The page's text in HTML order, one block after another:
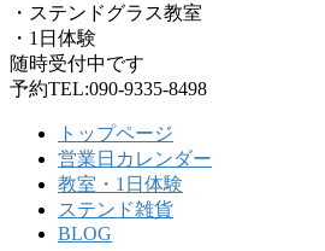
・ステンドグラス教室
・1日体験
随時受付中です
予約TEL:090-9335-8498
トップページ
営業日カレンダー
教室・1日体験
ステンド雑貨
BLOG